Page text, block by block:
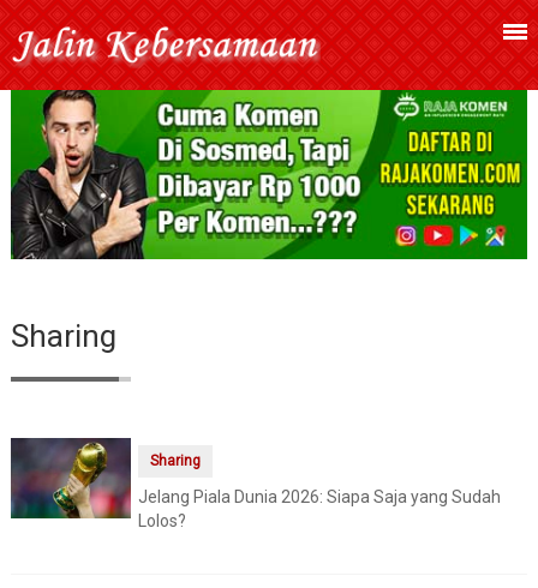
Sharing
Sharing
Jelang Piala Dunia 2026: Siapa Saja yang Sudah
Lolos?